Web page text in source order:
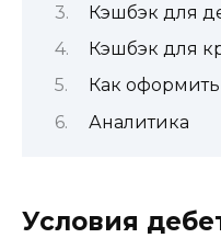
Кэшбэк для
Кэшбэк для
Как оформить
Аналитика
Условия